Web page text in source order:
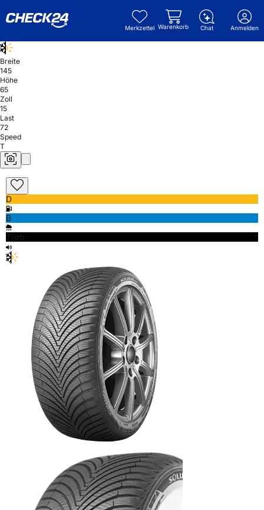
Merkzettel Warenkorb Chat Anmelden
Breite
145
Höhe
65
Zoll
15
Last
72
Speed
T
D
B
71db